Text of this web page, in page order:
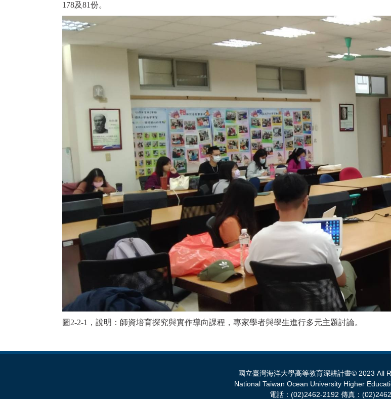
178及81份。
圖2-2-1，說明：師資培育探究與實作導向課程，專家學者與學生進行多元主題討論。
國立臺灣海洋大學高等教育深耕計畫© 2023 All
National Taiwan Ocean University Higher
電話：(02)2462-2192 傳真：